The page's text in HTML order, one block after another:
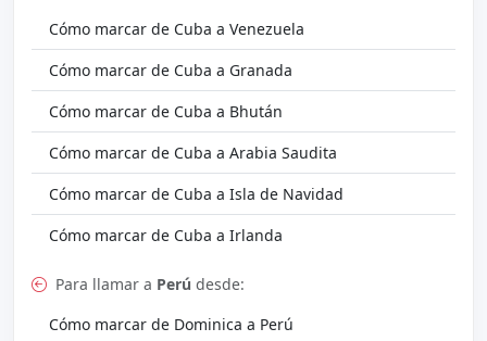
Cómo marcar de Cuba a Venezuela
Cómo marcar de Cuba a Granada
Cómo marcar de Cuba a Bhután
Cómo marcar de Cuba a Arabia Saudita
Cómo marcar de Cuba a Isla de Navidad
Cómo marcar de Cuba a Irlanda
Para llamar a Perú desde:
Cómo marcar de Dominica a Perú